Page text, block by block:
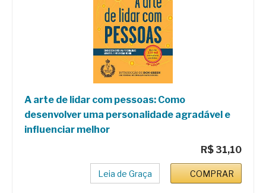
A arte de lidar com pessoas: Como
desenvolver uma personalidade agradável e
influenciar melhor
R$ 31,10
Leia de Graça COMPRAR